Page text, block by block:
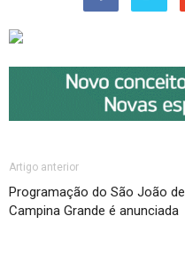
Artigo anterior
Programação do São João de
Campina Grande é anunciada